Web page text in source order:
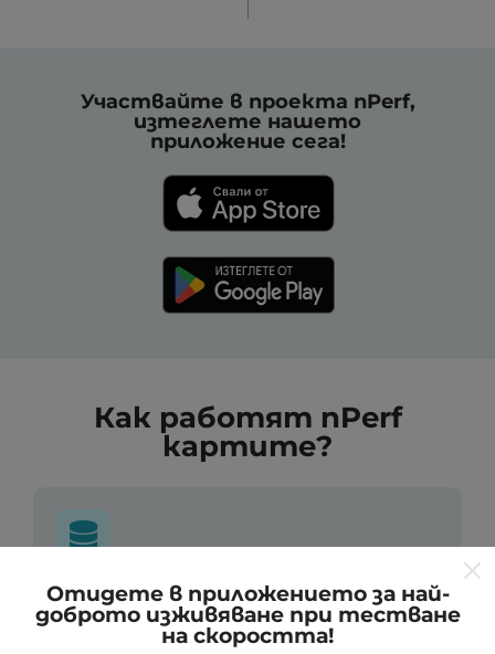
Участвайте в проекта nPerf,
изтеглете нашето
приложение сега!
Как работят nPerf
картите?
Откъде идват данните?
Отидете в приложението за най-
доброто изживяване при тестване
на скоростта!